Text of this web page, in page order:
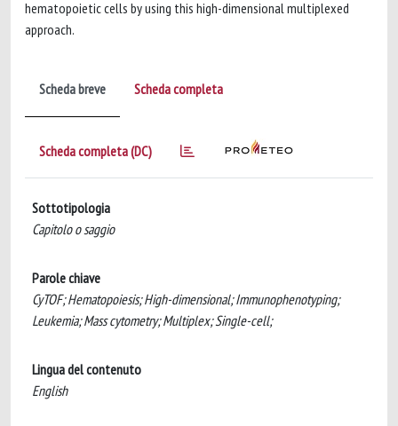
hematopoietic cells by using this high-dimensional multiplexed
approach.
Scheda breve Scheda completa
Scheda completa (DC)
Sottotipologia
Capitolo o saggio
Parole chiave
CyTOF; Hematopoiesis; High-dimensional; Immunophenotyping;
Leukemia; Mass cytometry; Multiplex; Single-cell;
Lingua del contenuto
English